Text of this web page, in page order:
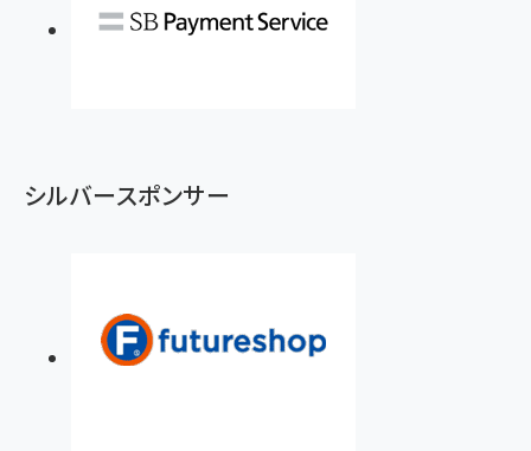
シルバースポンサー